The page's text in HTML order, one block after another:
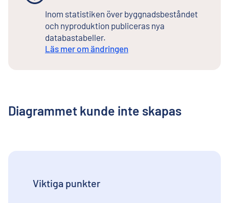
Inom statistiken över byggnadsbeståndet
och nyproduktion publiceras nya
databastabeller.
Läs mer om ändringen
Diagrammet kunde inte skapas
Viktiga punkter